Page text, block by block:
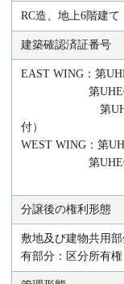
RC造、地上6階建て
建築確認済証番号
EAST WING：第
第UHEC建確
第UHEC建確
付）
WEST WING：第
第UHEC建確
分譲後の権利形態
敷地及び建物共用
有部分：区分所有権